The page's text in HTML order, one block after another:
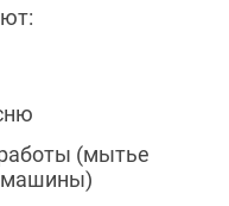
(мытье
машины)